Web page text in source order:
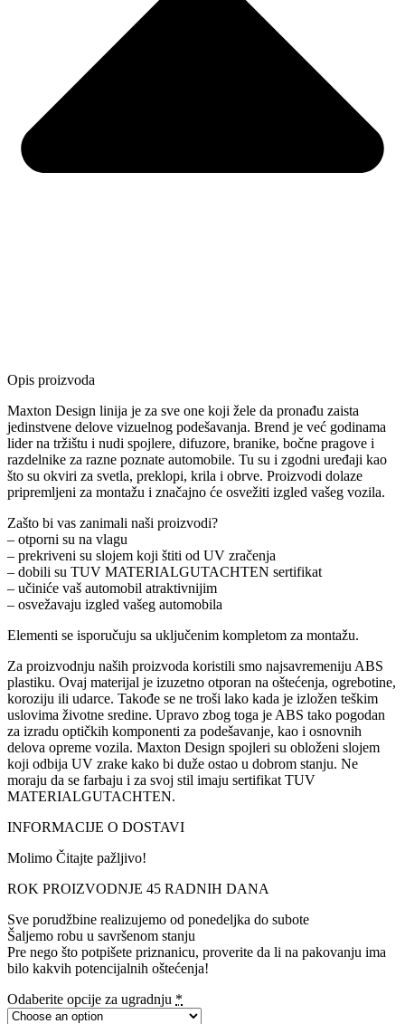
Opis proizvoda
Maxton Design linija je za sve one koji žele da pronađu zaista
jedinstvene delove vizuelnog podešavanja. Brend je već godinama
lider na tržištu i nudi spojlere, difuzore, branike, bočne pragove i
razdelnike za razne poznate automobile. Tu su i zgodni uređaji kao
što su okviri za svetla, preklopi, krila i obrve. Proizvodi dolaze
pripremljeni za montažu i značajno će osvežiti izgled vašeg vozila.
Zašto bi vas zanimali naši proizvodi?
– otporni su na vlagu
– prekriveni su slojem koji štiti od UV zračenja
– dobili su TUV MATERIALGUTACHTEN sertifikat
– učiniće vaš automobil atraktivnijim
– osvežavaju izgled vašeg automobila
Elementi se isporučuju sa uključenim kompletom za montažu.
Za proizvodnju naših proizvoda koristili smo najsavremeniju ABS
plastiku. Ovaj materijal je izuzetno otporan na oštećenja, ogrebotine,
koroziju ili udarce. Takođe se ne troši lako kada je izložen teškim
uslovima životne sredine. Upravo zbog toga je ABS tako pogodan
za izradu optičkih komponenti za podešavanje, kao i osnovnih
delova opreme vozila. Maxton Design spojleri su obloženi slojem
koji odbija UV zrake kako bi duže ostao u dobrom stanju. Ne
moraju da se farbaju i za svoj stil imaju sertifikat TUV
MATERIALGUTACHTEN.
INFORMACIJE O DOSTAVI
Molimo Čitajte pažljivo!
ROK PROIZVODNJE 45 RADNIH DANA
Sve porudžbine realizujemo od ponedeljka do subote
Šaljemo robu u savršenom stanju
Pre nego što potpišete priznanicu, proverite da li na pakovanju ima
bilo kakvih potencijalnih oštećenja!
Odaberite opcije za ugradnju *